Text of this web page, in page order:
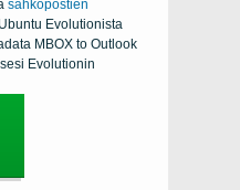
sähköpostien
Ubuntu Evolutionista
MBOX to Outlook
Evolutionin